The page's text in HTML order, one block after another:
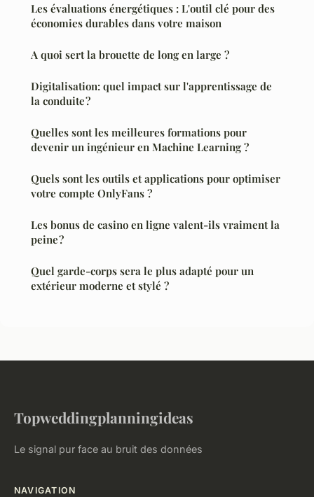
Les évaluations énergétiques : L'outil clé pour des
économies durables dans votre maison
A quoi sert la brouette de long en large ?
Digitalisation: quel impact sur l'apprentissage de
la conduite ?
Quelles sont les meilleures formations pour
devenir un ingénieur en Machine Learning ?
Quels sont les outils et applications pour optimiser
votre compte OnlyFans ?
Les bonus de casino en ligne valent-ils vraiment la
peine ?
Quel garde-corps sera le plus adapté pour un
extérieur moderne et stylé ?
Topweddingplanningideas
Le signal pur face au bruit des données
NAVIGATION